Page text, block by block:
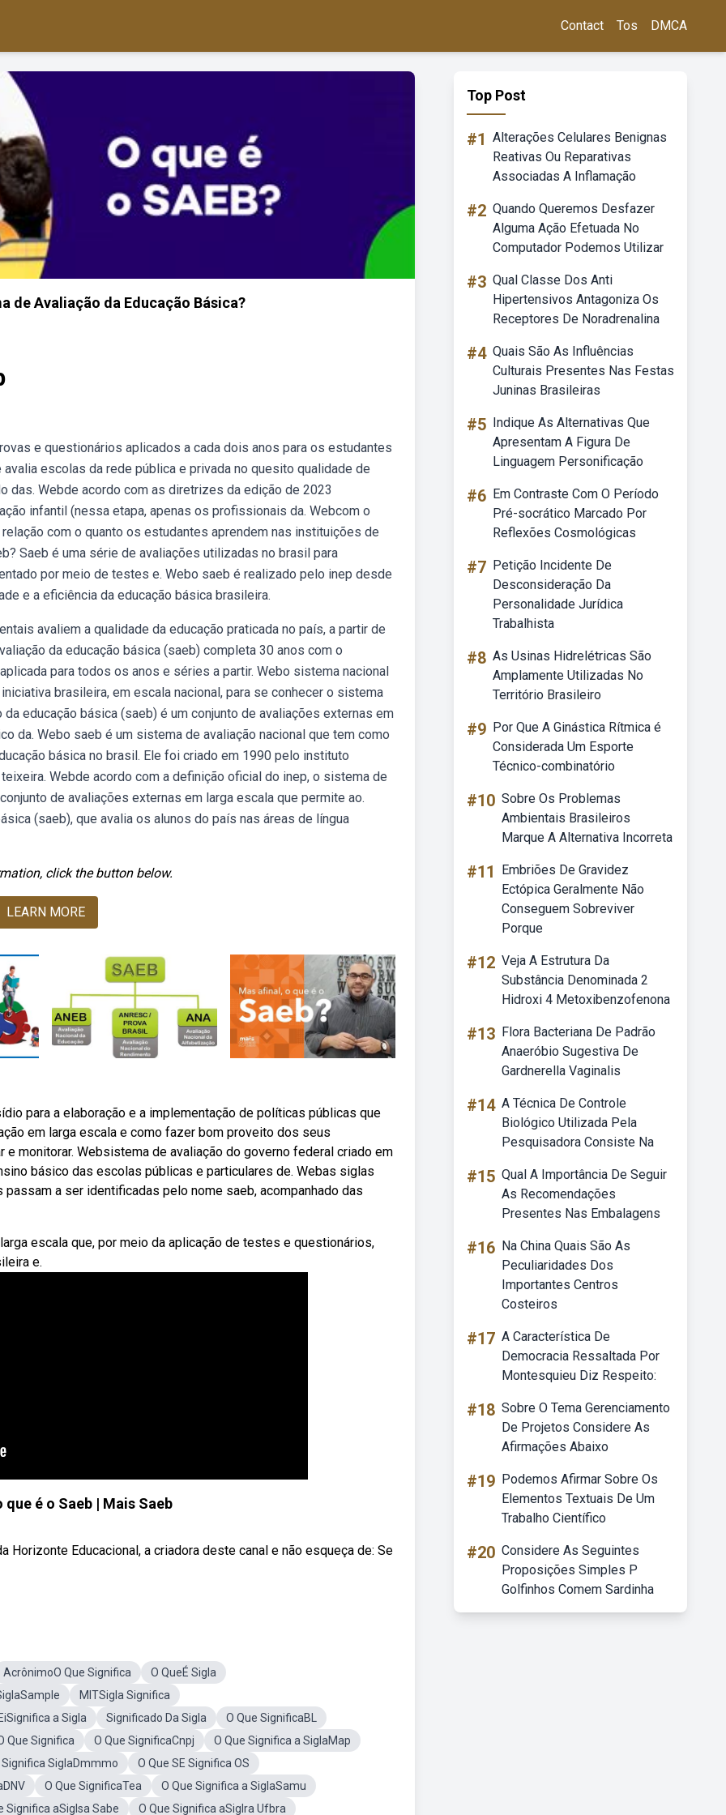
Contact Tos DMCA
de Avaliação da Educação Básica?
e questionários aplicados a cada dois anos para os estudantes
escolas da rede pública e privada no quesito qualidade de
Webde acordo com as diretrizes da edição de 2023
infantil (nessa etapa, apenas os profissionais da. Webcom o
com o quanto os estudantes aprendem nas instituições de
Saeb é uma série de avaliações utilizadas no brasil para
por meio de testes e. Webo saeb é realizado pelo inep desde
e a eficiência da educação básica brasileira.
avaliem a qualidade da educação praticada no país, a partir de
da educação básica (saeb) completa 30 anos com o
para todos os anos e séries a partir. Webo sistema nacional
brasileira, em escala nacional, para se conhecer o sistema
educação básica (saeb) é um conjunto de avaliações externas em
da. Webo saeb é um sistema de avaliação nacional que tem como
básica no brasil. Ele foi criado em 1990 pelo instituto
Webde acordo com a definição oficial do inep, o sistema de
de avaliações externas em larga escala que permite ao.
(saeb), que avalia os alunos do país nas áreas de língua
click the button below.
LEARN MORE
para a elaboração e a implementação de políticas públicas que
em larga escala e como fazer bom proveito dos seus
monitorar. Websistema de avaliação do governo federal criado em
básico das escolas públicas e particulares de. Webas siglas
a ser identificadas pelo nome saeb, acompanhado das
escala que, por meio da aplicação de testes e questionários,
e.
que é o Saeb | Mais Saeb
Educacional, a criadora deste canal e não esqueça de: Se
AcrônimoO Que Significa
O QueÉ Sigla
MITSigla Significa
a Sigla
Significado Da Sigla
O Que SignificaBL
Que Significa
O Que SignificaCnpj
O Que Significa a SiglaMap
Significa SiglaDmmmo
O Que SE Significa OS
O Que SignificaTea
O Que Significa a SiglaSamu
Significa aSiglsa Sabe
O Que Significa aSiglra Ufbra
Top Post
#1 Alterações Celulares Benignas
Reativas Ou Reparativas
Associadas A Inflamação
#2 Quando Queremos Desfazer
Alguma Ação Efetuada No
Computador Podemos Utilizar
#3 Qual Classe Dos Anti
Hipertensivos Antagoniza Os
Receptores De Noradrenalina
#4 Quais São As Influências
Culturais Presentes Nas Festas
Juninas Brasileiras
#5 Indique As Alternativas Que
Apresentam A Figura De
Linguagem Personificação
#6 Em Contraste Com O Período
Pré-socrático Marcado Por
Reflexões Cosmológicas
#7 Petição Incidente De
Desconsideração Da
Personalidade Jurídica
Trabalhista
#8 As Usinas Hidrelétricas São
Amplamente Utilizadas No
Território Brasileiro
#9 Por Que A Ginástica Rítmica é
Considerada Um Esporte
Técnico-combinatório
#10 Sobre Os Problemas
Ambientais Brasileiros
Marque A Alternativa Incorreta
#11
Embriões De Gravidez
Ectópica Geralmente Não
Conseguem Sobreviver
Porque
#12 Veja A Estrutura Da
Substância Denominada 2
Hidroxi 4 Metoxibenzofenona
#13 Flora Bacteriana De Padrão
Anaeróbio Sugestiva De
Gardnerella Vaginalis
#14 A Técnica De Controle
Biológico Utilizada Pela
Pesquisadora Consiste Na
#15 Qual A Importância De Seguir
As Recomendações
Presentes Nas Embalagens
#16 Na China Quais São As
Peculiaridades Dos
Importantes Centros
Costeiros
#17 A Característica De
Democracia Ressaltada Por
Montesquieu Diz Respeito:
#18 Sobre O Tema Gerenciamento
De Projetos Considere As
Afirmações Abaixo
#19 Podemos Afirmar Sobre Os
Elementos Textuais De Um
Trabalho Científico
#20 Considere As Seguintes
Proposições Simples P
Golfinhos Comem Sardinha